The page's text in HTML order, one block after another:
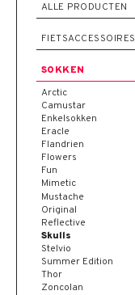
ALLE PRODUCTEN
FIETSACCESSOIRES
SOKKEN
Arctic
Camustar
Enkelsokken
Eracle
Flandrien
Flowers
Fun
Mimetic
Mustache
Original
Reflective
Skulls
Stelvio
Summer Edition
Thor
Zoncolan